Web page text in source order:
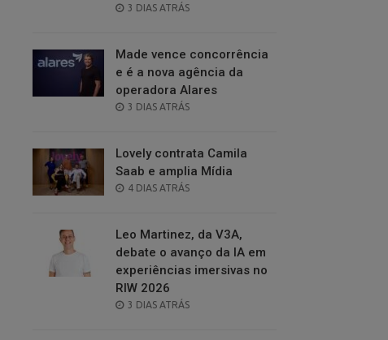
POSTED
3 DIAS ATRÁS
Made vence concorrência
e é a nova agência da
operadora Alares
POSTED
3 DIAS ATRÁS
Lovely contrata Camila
Saab e amplia Mídia
POSTED
4 DIAS ATRÁS
Leo Martinez, da V3A,
debate o avanço da IA em
experiências imersivas no
RIW 2026
POSTED
3 DIAS ATRÁS